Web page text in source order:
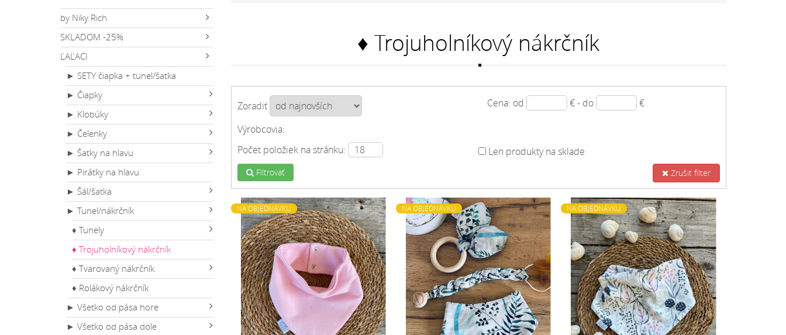
by Niky Rich
SKLADOM -25%
ĽAĽACI
► SETY čiapka + tunel/šatka
► Čiapky
► Klobúky
► Čelenky
► Šatky na hlavu
► Pirátky na hlavu
► Šál/šatka
► Tunel/nákrčník
♦ Tunely
♦ Trojuholníkový nákrčník
♦ Tvarovaný nákrčník
♦ Rolákový nákrčník
► Všetko od pása hore
► Všetko od pása dole
♦ Trojuholníkový nákrčník
Zoradiť Cena: od € - do €
Výrobcovia:
Počet položiek na stránku:
Len produkty na sklade
Filtrovať Zrušiť filter
NA OBJEDNÁVKU NA OBJEDNÁVKU NA OBJEDNÁVKU